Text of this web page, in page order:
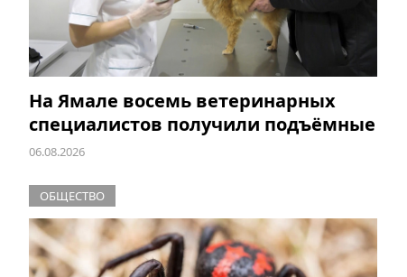
На Ямале восемь ветеринарных
специалистов получили подъёмные
06.08.2026
ОБЩЕСТВО